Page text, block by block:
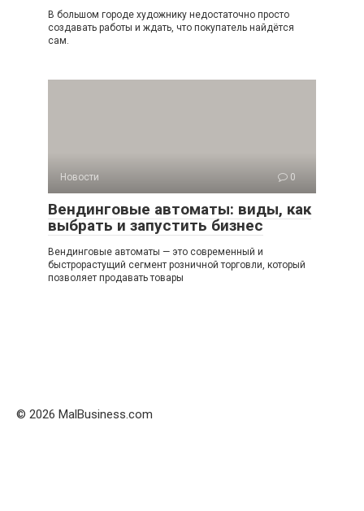
В большом городе художнику недостаточно просто
создавать работы и ждать, что покупатель найдётся
сам.
Новости 0
Вендинговые автоматы: виды, как
выбрать и запустить бизнес
Вендинговые автоматы — это современный и
быстрорастущий сегмент розничной торговли, который
позволяет продавать товары
© 2026 MalBusiness.com